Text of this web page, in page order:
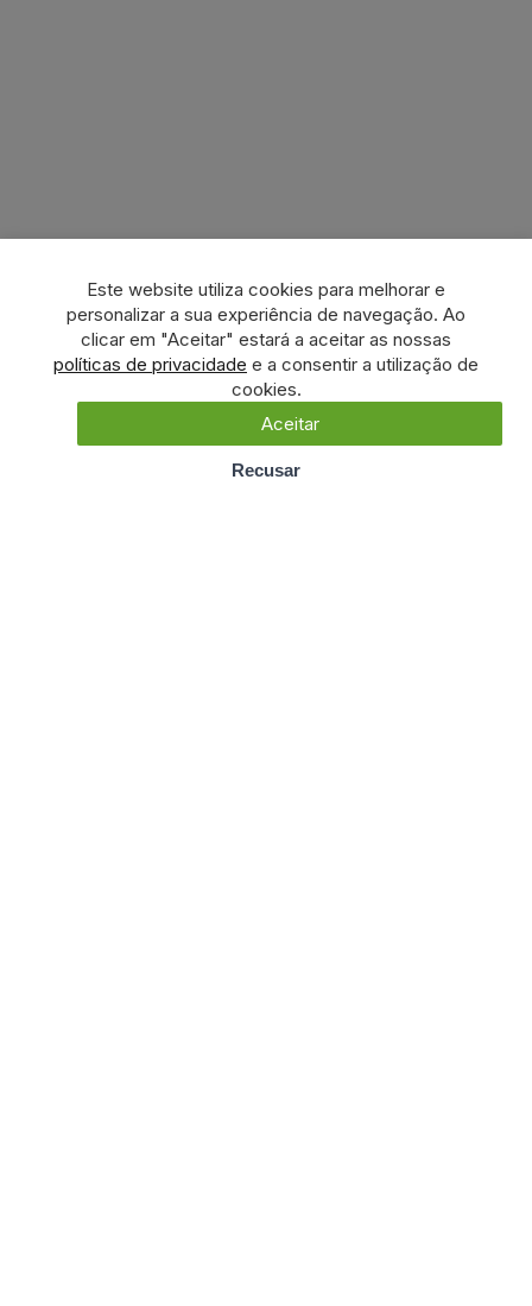
Este website utiliza cookies para melhorar e
personalizar a sua experiência de navegação. Ao
clicar em "Aceitar" estará a aceitar as nossas
políticas de privacidade e a consentir a utilização de
cookies.
Aceitar
Recusar